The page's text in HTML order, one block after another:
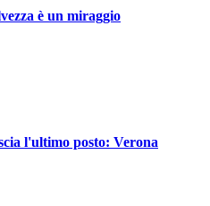
è un miraggio
l'ultimo posto: Verona